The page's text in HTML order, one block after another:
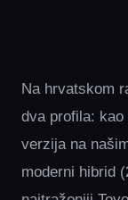
Na hrvatskom
dva profila:
verzija na
moderni hibrid